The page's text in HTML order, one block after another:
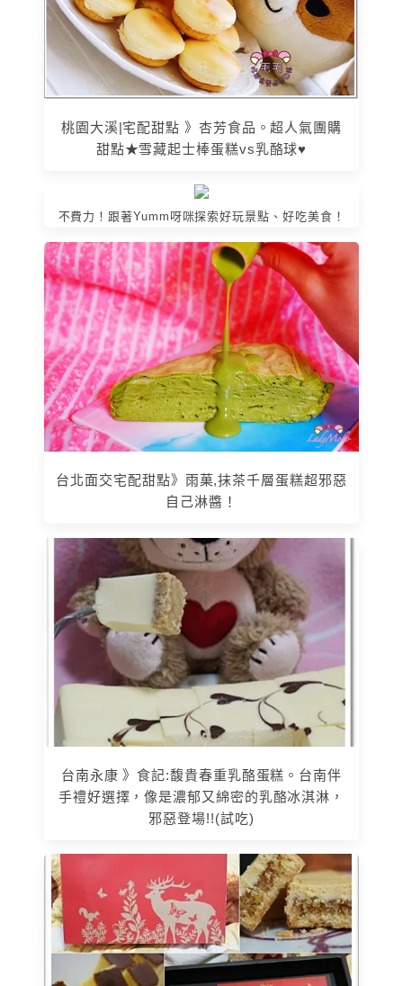
桃園大溪|宅配甜點 》杏芳食品。超人氣團購
甜點★雪藏起士棒蛋糕vs乳酪球♥
不費力！跟著Yumm呀咪探索好玩景點、好吃美食！
台北面交宅配甜點》雨菓,抹茶千層蛋糕超邪惡
自己淋醬！
台南永康 》食記:馥貴春重乳酪蛋糕。台南伴
手禮好選擇，像是濃郁又綿密的乳酪冰淇淋，
邪惡登場!!(試吃)